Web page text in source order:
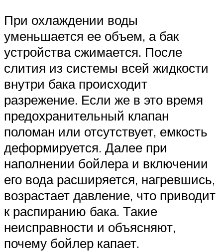
При охлаждении воды
уменьшается ее объем, а бак
устройства сжимается. После
слития из системы всей жидкости
внутри бака происходит
разрежение. Если же в это время
предохранительный клапан
поломан или отсутствует, емкость
деформируется. Далее при
наполнении бойлера и включении
его вода расширяется, нагревшись,
возрастает давление, что приводит
к распиранию бака. Такие
неисправности и объясняют,
почему бойлер капает.